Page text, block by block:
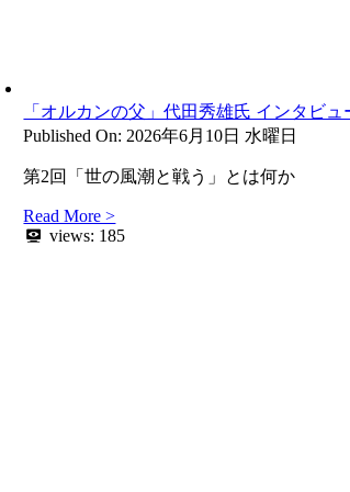
「オルカンの父」代田秀雄氏 インタビュ
Published On: 2026年6月10日 水曜日
第2回「世の風潮と戦う」とは何か
Read More >
views: 185